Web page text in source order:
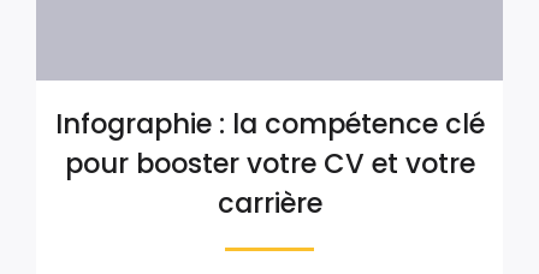
Infographie : la compétence clé
pour booster votre CV et votre
carrière